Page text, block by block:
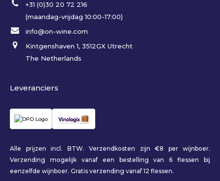
+31 (0)30 20 72 216
(maandag-vrijdag 10:00-17:00)
info@on-wine.com
Kintgenshaven 1, 3512GX Utrecht
The Netherlands
Leveranciers
Alle prijzen incl. BTW. Verzendkosten zijn €8 per wijnboer.
Verzending mogelijk vanaf een bestelling van 6 flessen bij
eenzelfde wijnboer. Gratis verzending vanaf 12 flessen.